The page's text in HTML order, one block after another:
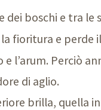
boschi e tra le
fioritura e
l’arum. Perciò
di aglio.
brilla, quella